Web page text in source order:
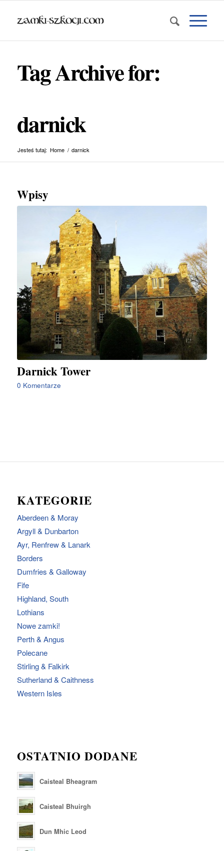
Tag Archive for:
darnick
Jesteś tutaj: Home / darnick
Wpisy
Darnick Tower
0 Komentarze
KATEGORIE
Aberdeen & Moray
Argyll & Dunbarton
Ayr, Renfrew & Lanark
Borders
Dumfries & Galloway
Fife
Highland, South
Lothians
Nowe zamki!
Perth & Angus
Polecane
Stirling & Falkirk
Sutherland & Caithness
Western Isles
OSTATNIO DODANE
Caisteal Bheagram
Caisteal Bhuirgh
Dun Mhic Leod